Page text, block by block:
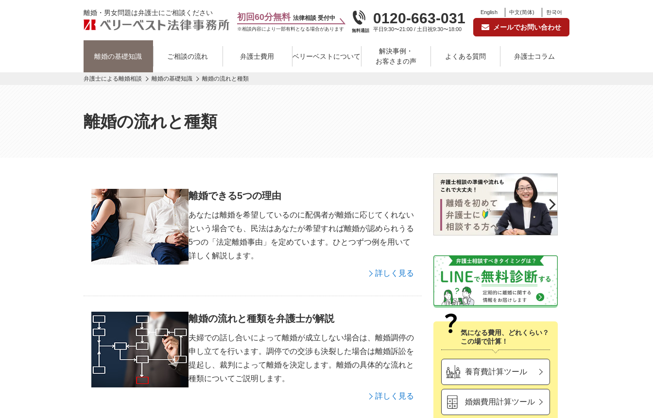
離婚・男女問題は弁護士にご相談ください 初回60分無料 法律相談 受付中
※相談内容により一部有料となる場合があります 無料通話
0120-663-031
平日9:30〜21:00 / 土日祝9:30〜18:00
English 中文(简体) 한국어
メールでお問い合わせ
離婚の基礎知識 ご相談の流れ 弁護士費用 ベリーベストについて
解決事例・
お客さまの声
よくある質問 弁護士コラム
弁護士による離婚相談 離婚の基礎知識 離婚の流れと種類
離婚の流れと種類
離婚できる5つの理由
あなたは離婚を希望しているのに配偶者が離婚に応じてくれない
という場合でも、民法はあなたが希望すれば離婚が認められうる
5つの「法定離婚事由」を定めています。ひとつずつ例を用いて
詳しく解説します。
詳しく見る
離婚の流れと種類を弁護士が解説
夫婦での話し合いによって離婚が成立しない場合は、離婚調停の
申し立てを行います。調停での交渉も決裂した場合は離婚訴訟を
提起し、裁判によって離婚を決定します。離婚の具体的な流れと
種類についてご説明します。
詳しく見る
気になる費用、どれくらい？
この場で計算！
養育費計算ツール
婚姻費用計算ツール